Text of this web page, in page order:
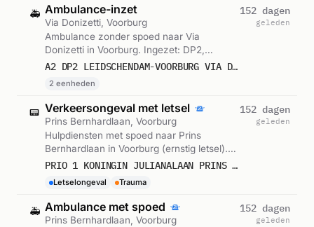
🚑 Ambulance-inzet
Via Donizetti, Voorburg
Ambulance zonder spoed naar Via
Donizetti in Voorburg. Ingezet: DP2,
Voorwaardescheppend. Gemeld om 08:34.A2 DP2 LEIDSCHENDAM-VOORBURG VIA DONIZETTI VOORB VWS 15119
2 eenheden
152 dagen
geleden
📟 Verkeersongeval met letsel
Prins Bernhardlaan, Voorburg
Hulpdiensten met spoed naar Prins
Bernhardlaan in Voorburg (ernstig letsel).
Gemeld om 09:09.
PRIO 1 KONINGIN JULIANALAAN PRINS BERNHARDLAAN VOORB ONGEVAL WEGVERVOER LETSEL
Letselongeval Trauma
152 dagen
geleden
🚑 Ambulance met spoed
Prins Bernhardlaan, Voorburg
152 dagen
geleden